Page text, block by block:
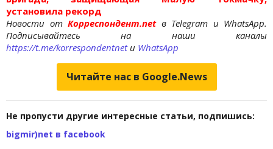
установила рекорд
Новости отКорреспондент.net в Telegram и WhatsApp.
Подписывайтесь на наши каналы
https://t.me/korrespondentnetи WhatsApp
Читайте нас в Google.News
Не пропусти другие интересные статьи, подпишись:
bigmir)net в facebook